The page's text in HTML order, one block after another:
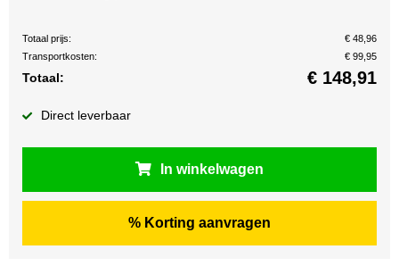
Totaal prijs:
€ 48,96
Transportkosten:
€ 99,95
Totaal: € 148,91
Direct leverbaar
In winkelwagen
% Korting aanvragen